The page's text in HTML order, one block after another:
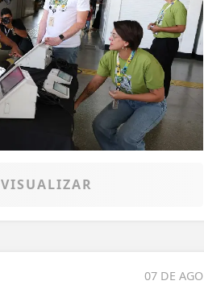
VISUALIZAR
07 DE AGO